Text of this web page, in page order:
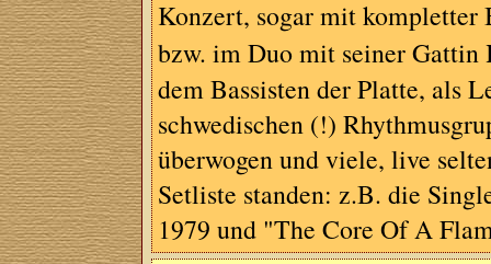
Konzert, sogar mit kompletter
bzw. im Duo mit seiner Gattin
dem Bassisten der Platte, als
schwedischen (!)
überwogen und viele, live
Setliste standen: z.B. die
1979 und "The Core Of A